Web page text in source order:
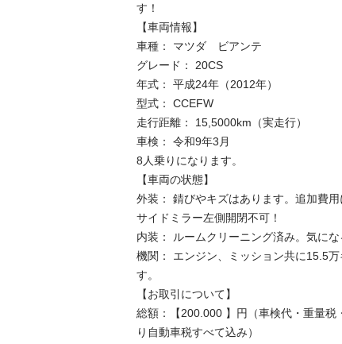
す！
​【車両情報】
​車種： マツダ　ビアンテ
​グレード： 20CS
​年式： 平成24年（2012年）
​型式： CCEFW
​走行距離： 15,5000km（実走行）
​車検： 令和9年3月
8人乗りになります。
​【車両の状態】
外装： 錆びやキズはあります。追加費用
サイドミラー左側開閉不可！
内装： ルームクリーニング済み。気にな
機関： エンジン、ミッション共に15.5
す。
​【お取引について】
総額：【200.000 】円（車検代・重量税
り自動車税すべて込み）